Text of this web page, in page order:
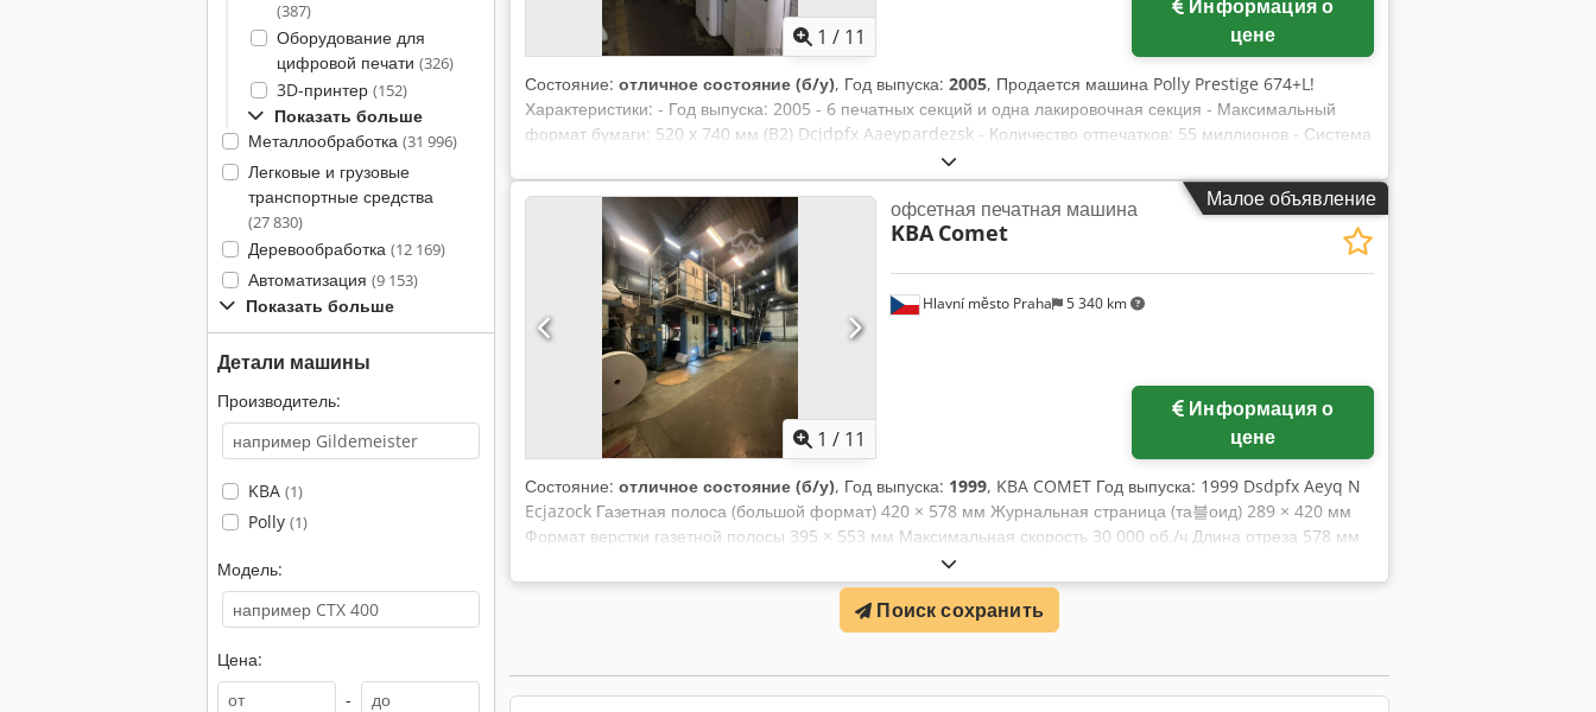
(387)
Оборудование для
цифровой печати (326)
3D-принтер (152)
Показать больше
Металлообработка (31 996)
Легковые и грузовые
транспортные средства
(27 830)
Деревообработка (12 169)
Автоматизация (9 153)
Показать больше
Детали машины
Производитель:
KBA (1)
Polly (1)
Модель:
Цена:
-
1 / 11
цене
Состояние: отличное состояние (б/у), Год выпуска: 2005, Продается машина Polly Prestige 674+L!
Характеристики: - Год выпуска: 2005 - 6 печатных секций и одна лакировочная секция - Максимальный
формат бумаги: 520 x 740 мм (B2) Dcjdpfx Aaeypardezsk - Количество отпечатков: 55 миллионов - Система
увлажнения с алкогольным раствором - Technotrans - Выская приёмка и система non-stop - Graficontrol
(регистрация, зоны краски, увлажнение) - Autoplate - Автоматическая мойка красочных валиков -
Инфракрасная сушилка Grafix IR - Пудровая система - Techkon Densito, подключённый к пульту
управления - Система CIP 4 - В комплекте пробойник и гибочный станок для форм Машина не
использовалась в производстве год; по результатам моих тестов, резиновые цилиндры на 60% в рабочем
состоянии. Цилиндры без повреждений. Возможна проверка работоспособности, но поскольку персонала и
расходных материалов для печати больше нет, возможен только прогон бумаги. Оборудование находится
в Венгрии.
Малое объявление
1 / 11
Hlavní město Praha 5 340 km
офсетная печатная машина
KBA Comet
цене
Состояние: отличное состояние (б/у), Год выпуска: 1999, KBA COMET Год выпуска: 1999 Dsdpfx Aeyq N
Ecjazock Газетная полоса (большой формат) 420 × 578 мм Журнальная страница (та블оид) 289 × 420 мм
Формат верстки газетной полосы 395 × 553 мм Максимальная скорость 30 000 об./ч Длина отреза 578 мм
Окружность цилиндра 1156 мм Ширина бумажного полотна (стандарт) 840 мм / 420 мм Максимальная
ширина полотна 840 мм Минимальная ширина полотна 685 мм Скорость бумажного полотна 9,63 м/с 6
печатных секций Производительность: 64 страницы за цикл Система подачи краски technotrans
Транспортеры Стакер Gammerler KL513/1 4x Amal AR60
Поиск сохранить